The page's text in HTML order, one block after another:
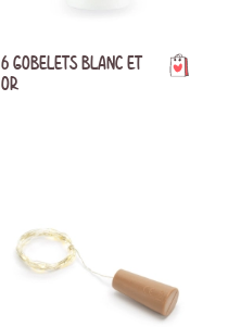
6 GOBELETS BLANC ET
OR